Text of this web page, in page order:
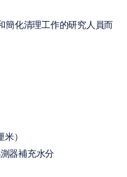
簡化清理工作的研究人員而
）
器補充水分